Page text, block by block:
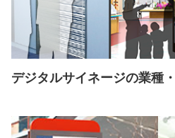
デジタルサイネージの業種